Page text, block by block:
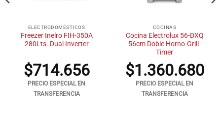
ELECTRODOMÉSTICOS
Freezer Inelro FIH-350A
280Lts. Dual Inverter
$714.656
PRECIO ESPECIAL EN
TRANSFERENCIA
COCINAS
Cocina Electrolux 56-DXQ
56cm Doble Horno-Grill-
Timer
$1.360.680
PRECIO ESPECIAL EN
TRANSFERENCIA